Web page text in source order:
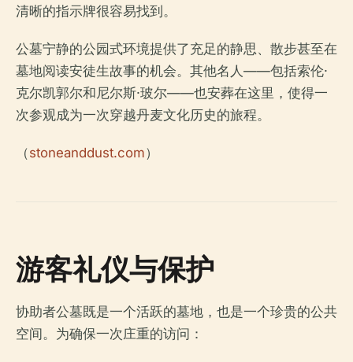
清晰的指示牌很容易找到。
公墓宁静的公园式环境提供了充足的静思、散步甚至在
墓地阅读安徒生故事的机会。其他名人——包括索伦·
克尔凯郭尔和尼尔斯·玻尔——也安葬在这里，使得一
次参观成为一次穿越丹麦文化历史的旅程。
（stoneanddust.com）
游客礼仪与保护
协助者公墓既是一个活跃的墓地，也是一个珍贵的公共
空间。为确保一次庄重的访问：